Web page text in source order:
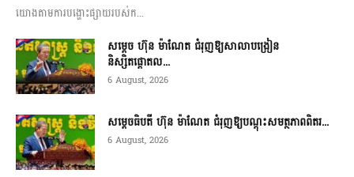
យោងតាមការបង្ហោះផ្សាយរបស់ក...
សម្តេច ហ៊ុន ម៉ាណែត ជំរុញឱ្យសាលាបង្រៀន
និស្សិតផ្តោតល...
6 August, 2026
សម្តេចធិបតី ហ៊ុន ម៉ាណែត ជំរុញឱ្យបណ្តុះសមត្ថភាពពិតរ...
6 August, 2026